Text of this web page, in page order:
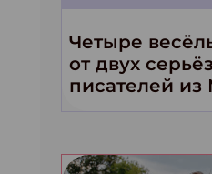
Четыре
от двух
писателей из